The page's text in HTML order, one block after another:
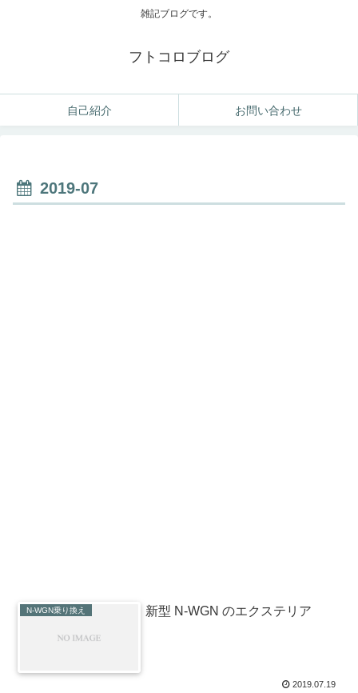
雑記ブログです。
フトコロブログ
自己紹介 お問い合わせ
2019-07
N-WGN乗り換え 新型 N-WGN のエクステリア
2019.07.19